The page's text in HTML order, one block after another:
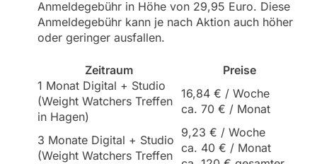
Anmeldegebühr in Höhe von 29,95 Euro. Diese
Anmeldegebühr kann je nach Aktion auch höher
oder geringer ausfallen.
Zeitraum
Preise
1 Monat Digital + Studio
(Weight Watchers Treffen
in Hagen)
16,84 € / Woche
ca. 70 € / Monat
3 Monate Digital + Studio
(Weight Watchers Treffen
9,23 € / Woche
ca. 40 € / Monat